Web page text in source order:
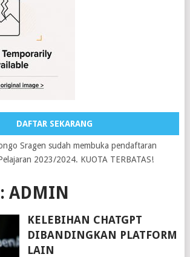
DAFTAR SEKARANG
Sragen sudah membuka pendaftaran
2023/2024. KUOTA TERBATAS!
ADMIN
KELEBIHAN CHATGPT
DIBANDINGKAN PLATFORM
LAIN